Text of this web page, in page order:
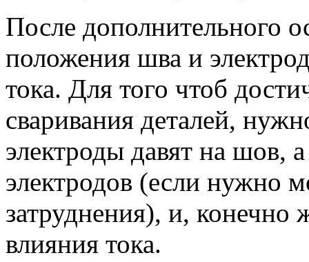
После дополнительного
положения шва и
тока. Для того чтоб
сваривания деталей,
электроды давят на шов,
электродов (если нужно
затруднения), и, конечно
влияния тока.